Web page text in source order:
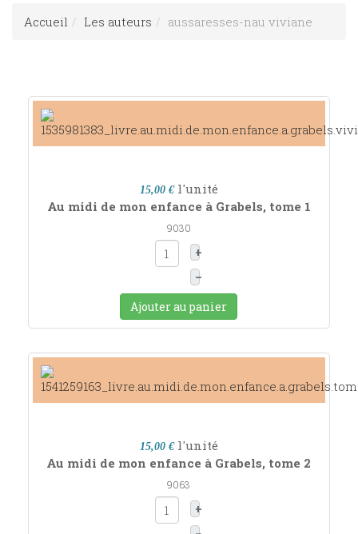
Accueil Les auteurs aussaresses-nau viviane
15,00 € l'unité
Au midi de mon enfance à Grabels, tome 1
9030
+
–
Ajouter au panier
15,00 € l'unité
Au midi de mon enfance à Grabels, tome 2
9063
+